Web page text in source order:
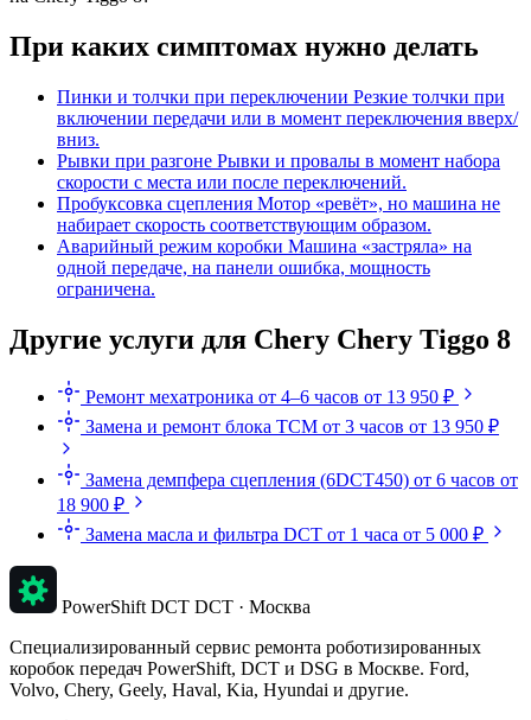
При каких симптомах нужно делать
Пинки и толчки при переключении Резкие толчки при
включении передачи или в момент переключения вверх/
вниз.
Рывки при разгоне Рывки и провалы в момент набора
скорости с места или после переключений.
Пробуксовка сцепления Мотор «ревёт», но машина не
набирает скорость соответствующим образом.
Аварийный режим коробки Машина «застряла» на
одной передаче, на панели ошибка, мощность
ограничена.
Другие услуги для Chery Chery Tiggo 8
Ремонт мехатроника от 4–6 часов от 13 950 ₽
Замена и ремонт блока TCM от 3 часов от 13 950 ₽
Замена демпфера сцепления (6DCT450) от 6 часов от
18 900 ₽
Замена масла и фильтра DCT от 1 часа от 5 000 ₽
PowerShift DCT DCT · Москва
Специализированный сервис ремонта роботизированных
коробок передач PowerShift, DCT и DSG в Москве. Ford,
Volvo, Chery, Geely, Haval, Kia, Hyundai и другие.